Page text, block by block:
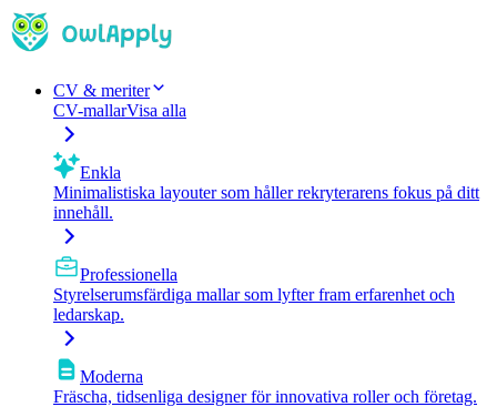
CV & meriter
CV-mallarVisa alla
Enkla
Minimalistiska layouter som håller rekryterarens fokus på ditt
innehåll.
Professionella
Styrelserumsfärdiga mallar som lyfter fram erfarenhet och
ledarskap.
Moderna
Fräscha, tidsenliga designer för innovativa roller och företag.